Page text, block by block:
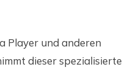
Player und anderen
dieser spezialisierte